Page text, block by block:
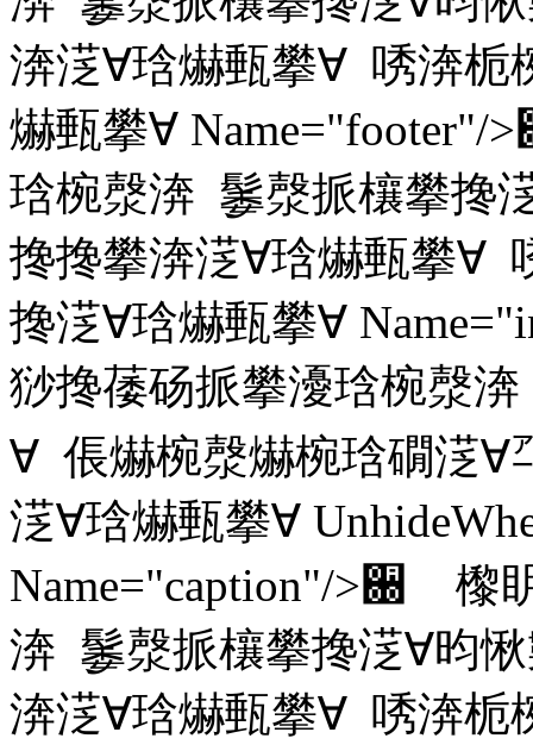
渀㴀∀琀爀甀攀∀ 唀渀栀
爀甀攀∀
琀椀漀渀 䰀漀挀欀攀搀
搀搀攀渀㴀∀琀爀甀攀∀
搀㴀∀琀爀甀攀∀
猀搀䔀砀挀攀瀀琀椀漀
∀ 倀爀椀漀爀椀琀礀㴀∀
㴀∀琀爀甀攀∀
Name="caption"/>਀ 㰀
渀 䰀漀挀欀攀搀㴀∀昀
渀㴀∀琀爀甀攀∀ 唀渀栀